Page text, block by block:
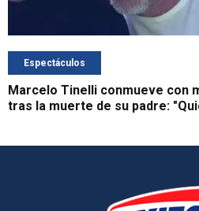
Espectáculos
Marcelo Tinelli conmueve con
tras la muerte de su padre: